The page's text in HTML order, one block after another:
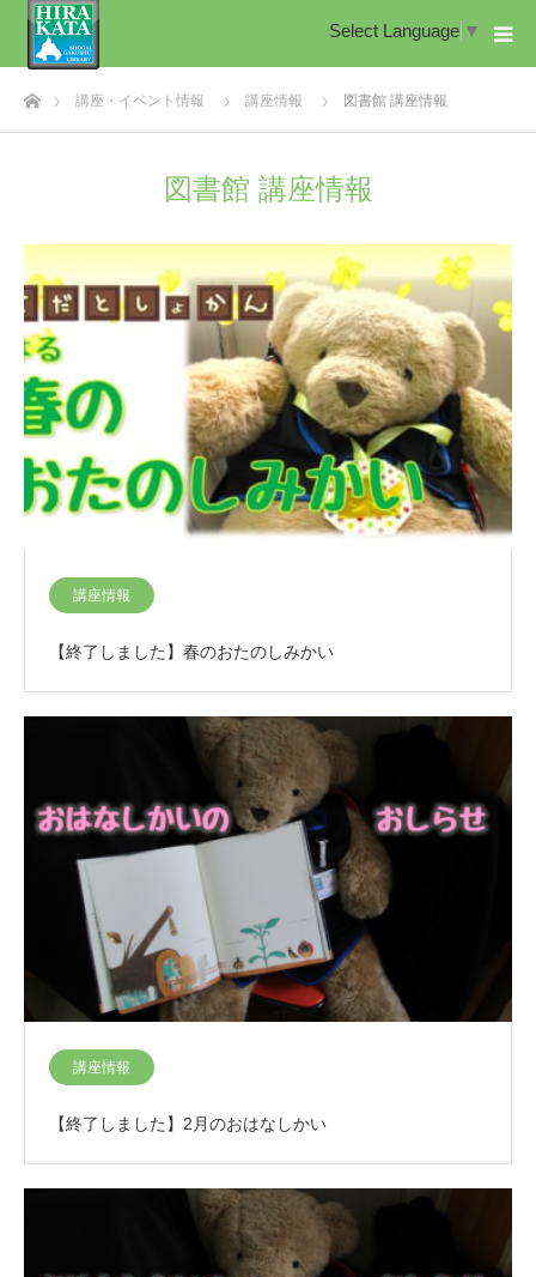
Select Language ▼
ホーム講座・イベント情報 講座情報 図書館 講座情報
図書館 講座情報
講座情報
【終了しました】春のおたのしみかい
講座情報
【終了しました】2月のおはなしかい